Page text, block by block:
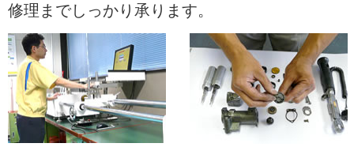
修理までしっかり承ります。